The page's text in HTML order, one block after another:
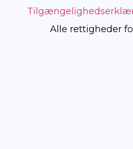
Alle rettigheder